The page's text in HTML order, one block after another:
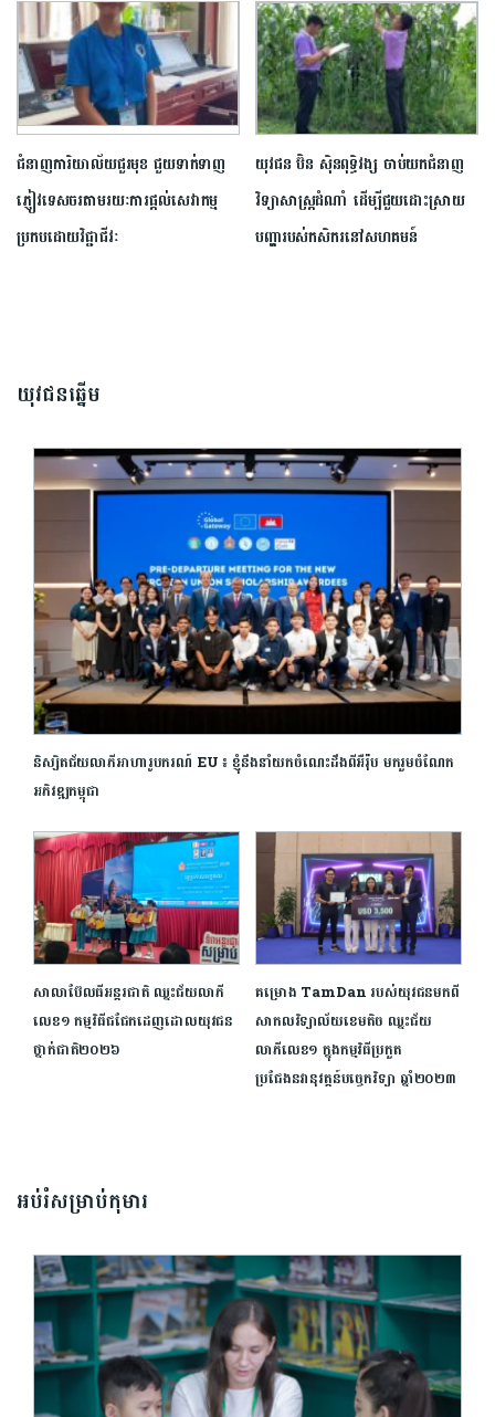
ជំនាញការិយាល័យជួរមុខ ជួយ​ទាក់ទាញ
ភ្ញៀវទេសចរតាមរយៈការផ្ដល់សេវាកម្ម
ប្រកបដោយវិជ្ជាជីវៈ
យុវជន ប៊ិន ស៊ិនពុទ្ធិវង្ស ចាប់យកជំនាញ
វិទ្យាសាស្ត្រដំណាំ ដើម្បីជួយដោះស្រាយ
បញ្ហារបស់កសិករ​នៅសហគមន៍
យុវជនឆ្នើម
និស្សិត​ជ័យលាភី​អាហារូបករណ៍​ ​EU​ ​៖ ​ខ្ញុំ​នឹង​នាំយក​ចំណេះដឹង​ពី​អឺរ៉ុប​ មក​រួមចំណែក​
អភិវឌ្ឍ​កម្ពុជា​
សាលា​ប៊ែល​ធី​អន្តរជាតិ​ ​ឈ្នះ​ជ័យលាភី​
លេខ​១​ ​កម្មវិធី​ជជែក​ដេញដោល​យុវជន​
ថ្នាក់​ជាតិ​២០២៦​
គម្រោង TamDan របស់យុវជនមកពី
សាកលវិទ្យាល័យខេមតិច ឈ្នះជ័យ
លាភីលេខ១ ក្នុងកម្មវិធីប្រកួត
ប្រជែងនវានុវត្តន៍បច្ចេកវិទ្យា ឆ្នាំ២០២៣
អប់រំសម្រាប់កុមារ